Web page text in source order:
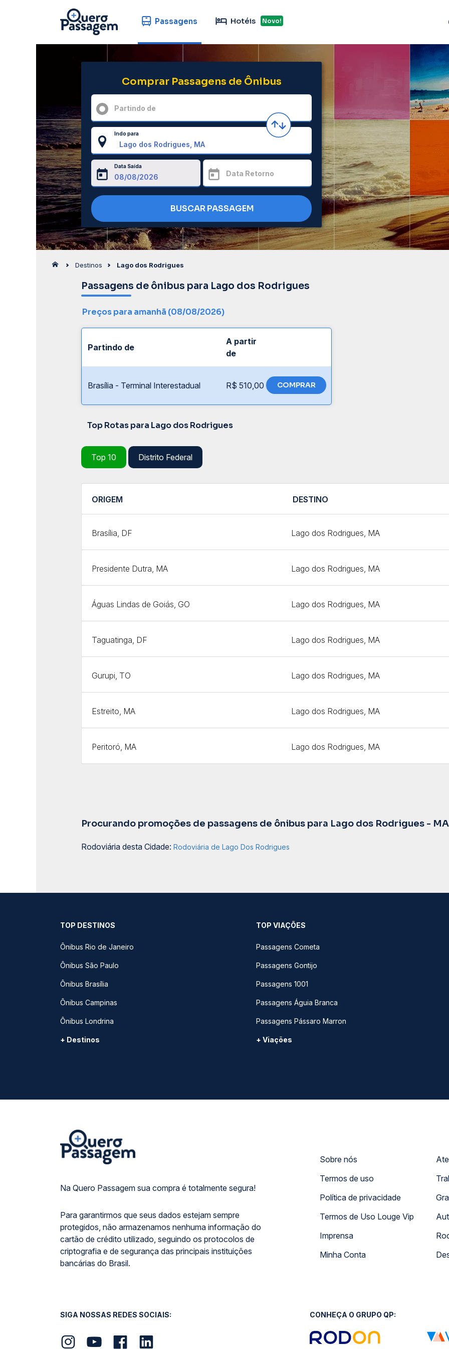
Passagens Hotéis Novo!
Comprar Passagens de Ônibus
Partindo de
Indo para
Data Saída
Data Retorno
BUSCAR PASSAGEM
Destinos Lago dos Rodrigues
Passagens de ônibus para Lago dos Rodrigues
Preços para amanhã (08/08/2026)
Partindo de
A partir
de
Brasília - Terminal Interestadual R$ 510,00 COMPRAR
Top Rotas para Lago dos Rodrigues
Top 10 Distrito Federal
ORIGEM DESTINO
Brasília, DF Lago dos Rodrigues, MA
Presidente Dutra, MA Lago dos Rodrigues, MA
Águas Lindas de Goiás, GO Lago dos Rodrigues, MA
Taguatinga, DF Lago dos Rodrigues, MA
Gurupi, TO Lago dos Rodrigues, MA
Estreito, MA Lago dos Rodrigues, MA
Peritoró, MA Lago dos Rodrigues, MA
Procurando promoções de passagens de ônibus para Lago dos Rodrigues -
Rodoviária desta Cidade: Rodoviária de Lago Dos Rodrigues
TOP DESTINOS
Ônibus Rio de Janeiro
Ônibus São Paulo
Ônibus Brasília
Ônibus Campinas
Ônibus Londrina
+ Destinos
TOP VIAÇÕES
Passagens Cometa
Passagens Gontijo
Passagens 1001
Passagens Águia Branca
Passagens Pássaro Marron
+ Viações
Na Quero Passagem sua compra é totalmente segura!
Para garantirmos que seus dados estejam sempre
protegidos, não armazenamos nenhuma informação do
cartão de crédito utilizado, seguindo os protocolos de
criptografia e de segurança das principais instituições
bancárias do Brasil.
Sobre nós
Termos de uso
Política de privacidade
Termos de Uso Louge Vip
Imprensa
Minha Conta
SIGA NOSSAS REDES SOCIAIS: CONHEÇA O GRUPO QP: